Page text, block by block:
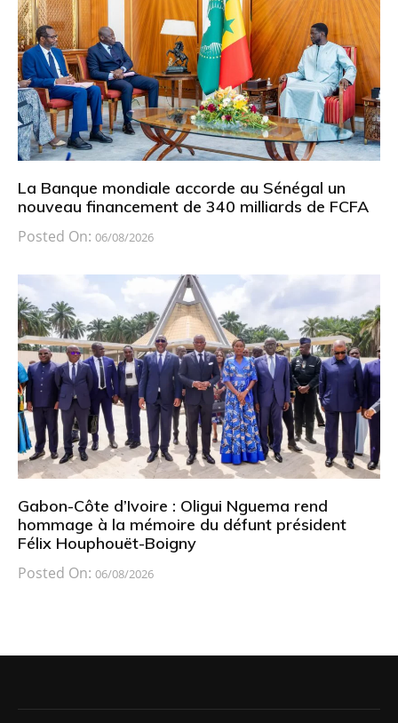
La Banque mondiale accorde au Sénégal un
nouveau financement de 340 milliards de FCFA
Posted On: 06/08/2026
Gabon-Côte d’Ivoire : Oligui Nguema rend
hommage à la mémoire du défunt président
Félix Houphouët-Boigny
Posted On: 06/08/2026